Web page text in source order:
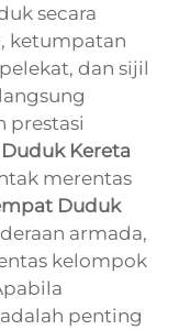
secara
ketumpatan
dan sijil
prestasi
Kereta
merentas
Duduk
armada,
kelompok
penting